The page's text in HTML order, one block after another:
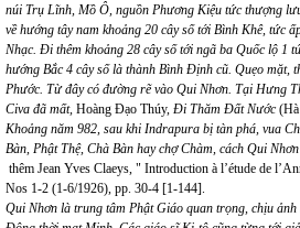
núi Trụ Lĩnh, Mồ Ô, nguồn Phương Kiệu tức thượng
về hướng tây nam khoảng 20 cây số tới Bình Khê, tức
Nhạc. Đi thêm khoảng 28 cây số tới ngã ba Quốc lộ 1
hướng Bắc 4 cây số là thành Bình Định cũ. Quẹo mặt,
Phước. Từ đây có đường rẽ vào Qui Nhơn. Tại Hưng
Civa đã mất, Hoàng Đạo Thúy, Đi Thăm Đất Nước
Khoảng năm 982, sau khi Indrapura bị tàn phá, vua
Bàn, Phật Thệ, Chà Bàn hay chợ Chàm, cách Qui
thêm Jean Yves Claeys, " Introduction à l’étude de
Nos 1-2 (1-6/1926), pp. 30-4 [1-144].
Qui Nhơn là trung tâm Phật Giáo quan trọng, chịu